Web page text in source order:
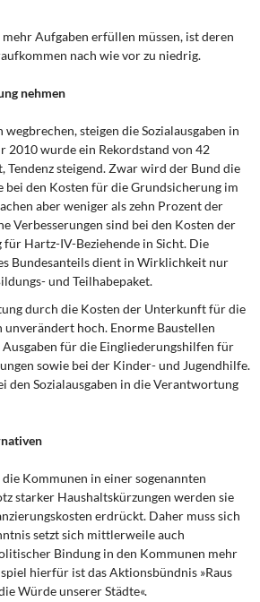
Aufgaben erfüllen müssen, ist deren
nach wie vor zu niedrig.
nehmen
steigen die Sozialausgaben in
2010 wurde ein Rekordstand von 42
steigend. Zwar wird der Bund die
den Kosten für die Grundsicherung im
aber weniger als zehn Prozent der
Verbesserungen sind bei den Kosten der
Hartz-IV-Beziehende in Sicht. Die
Bundesanteils dient in Wirklichkeit nur
und Teilhabepaket.
durch die Kosten der Unterkunft für die
hoch. Enorme Baustellen
für die Eingliederungshilfen für
sowie bei der Kinder- und Jugendhilfe.
den Sozialausgaben in die Verantwortung
Kommunen in einer sogenannten
starker Haushaltskürzungen werden sie
erdrückt. Daher muss sich
setzt sich mittlerweile auch
Bindung in den Kommunen mehr
hierfür ist das Aktionsbündnis »Raus
Würde unserer Städte«.